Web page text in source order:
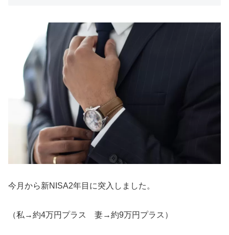
今月から新NISA2年目に突入しました。
（私→約4万円プラス 妻→約9万円プラス）